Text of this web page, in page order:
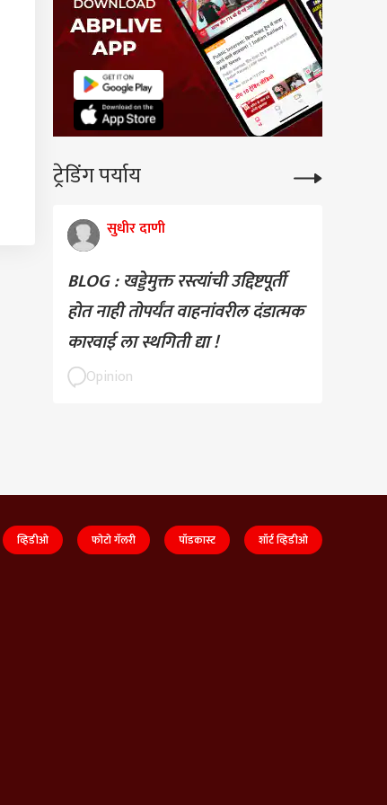
ट्रेडिंग पर्याय
सुधीर दाणी
BLOG : खड्डेमुक्त रस्त्यांची उद्दिष्टपूर्ती
होत नाही तोपर्यंत वाहनांवरील दंडात्मक
कारवाई ला स्थगिती द्या !
Opinion
व्हिडीओ फोटो गॅलरी पॉडकास्ट शॉर्ट व्हिडीओ